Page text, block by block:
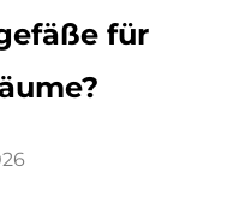
für